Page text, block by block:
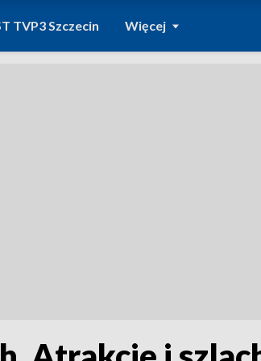
TVP3 Szczecin Więcej